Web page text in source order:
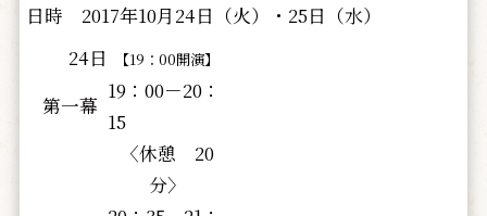
日時 2017年10月24日（火）・25日（水）
24日
【19：00開演】
第一幕
19：00－20：
15
〈休憩 20
分〉